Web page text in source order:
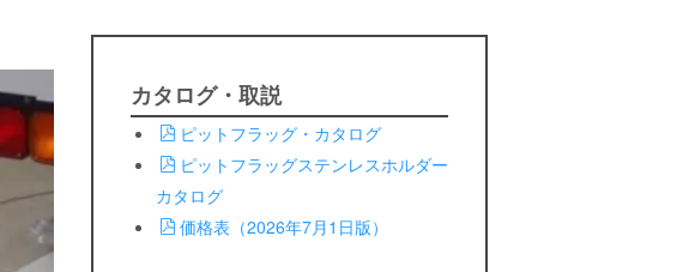
カタログ・取説
ピットフラッグ・カタログ
ピットフラッグステンレスホルダー
カタログ
価格表（2026年7月1日版）